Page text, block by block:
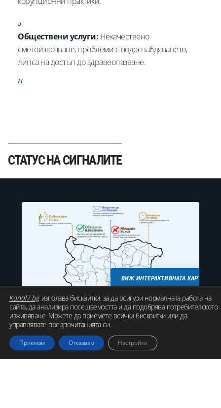
Обществени услуги: Некачествено
сметоизвозване, проблеми с водоснабдяването,
липса на достъп до здравеопазване.
СТАТУС НА СИГНАЛИТЕ
ВИЖ ИНТЕРАКТИВНАТА КАРТА
Изданието на „Канал 7 Медия груп“ ЕООД спазва Етичния
ВРЪЗКА С НАС ЗА НАС РЕКЛАМА ДОКУМЕНТИ ЕТИЧЕН КОДЕКС
Kanal7.bgизползва бисквитки, за да осигури нормалната работа на
сайта, да анализира посещаемостта и да подобрява потребителското
изживяване. Можете да приемете всички бисквитки или да
управлявате предпочитанията си.
Приемам Отказвам Настройки